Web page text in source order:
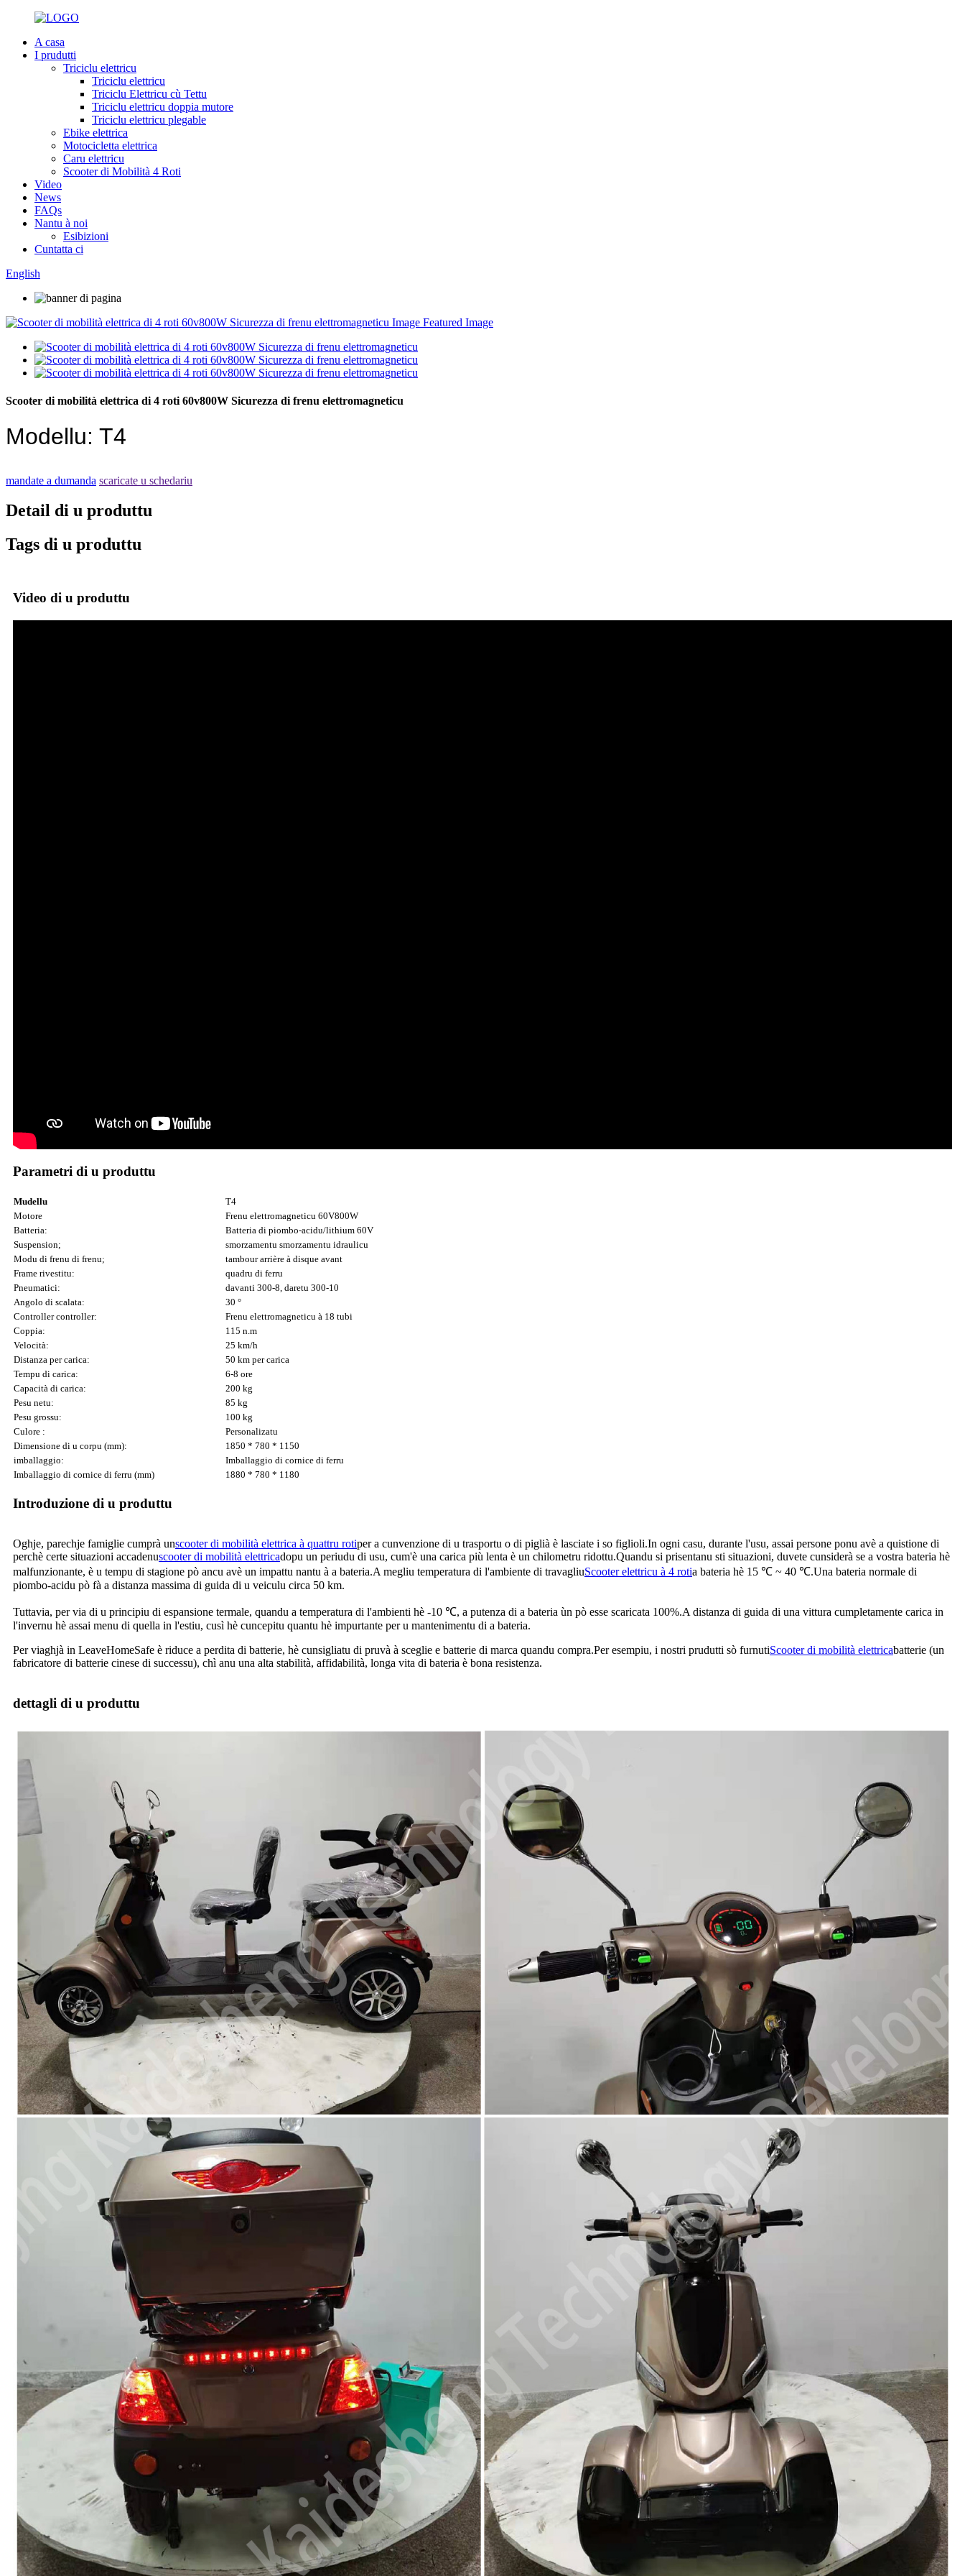
A casa
I prudutti
Triciclu elettricu
Triciclu elettricu
Triciclu Elettricu cù Tettu
Triciclu elettricu doppia mutore
Triciclu elettricu plegable
Ebike elettrica
Motocicletta elettrica
Caru elettricu
Scooter di Mobilità 4 Roti
Video
News
FAQs
Nantu à noi
Esibizioni
Cuntatta ci
English
Scooter di mobilità elettrica di 4 roti 60v800W Sicurezza di frenu elettromagneticu
Modellu: T4
mandate a dumanda scaricate u schedariu
Detail di u produttu
Tags di u produttu
Video di u produttu
Parametri di u produttu
Mudellu
T4
Motore
Frenu elettromagneticu 60V800W
Batteria:
Batteria di piombo-acidu/lithium 60V
Suspension;
smorzamentu smorzamentu idraulicu
Modu di frenu di frenu;
tambour arrière à disque avant
Frame rivestitu:
quadru di ferru
Pneumatici:
davanti 300-8, daretu 300-10
Angolo di scalata:
30 °
Controller controller:
Frenu elettromagneticu à 18 tubi
Coppia:
115 n.m
Velocità:
25 km/h
Distanza per carica:
50 km per carica
Tempu di carica:
6-8 ore
Capacità di carica:
200 kg
Pesu netu:
85 kg
Pesu grossu:
100 kg
Culore :
Personalizatu
Dimensione di u corpu (mm):
1850 * 780 * 1150
imballaggio:
Imballaggio di cornice di ferru
Imballaggio di cornice di ferru (mm)
1880 * 780 * 1180
Introduzione di u produttu
Oghje, parechje famiglie cumprà unscooter di mobilità elettrica à quattru rotiper a cunvenzione di u trasportu o di piglià è lasciate i so figlioli.In ogni casu, durante l'usu, assai persone ponu avè a quistione di
perchè certe situazioni accadenuscooter di mobilità elettricadopu un periudu di usu, cum'è una carica più lenta è un chilometru ridottu.Quandu si prisentanu sti situazioni, duvete cunsiderà se a vostra bateria hè
malfunzionante, è u tempu di stagione pò ancu avè un impattu nantu à a bateria.A megliu temperatura di l'ambiente di travagliuScooter elettricu à 4 rotia bateria hè 15 ℃ ~ 40 ℃.Una bateria normale di
piombo-acidu pò fà a distanza massima di guida di u veiculu circa 50 km.
Tuttavia, per via di u principiu di espansione termale, quandu a temperatura di l'ambienti hè -10 ℃, a putenza di a bateria ùn pò esse scaricata 100%.A distanza di guida di una vittura cumpletamente carica in
l'invernu hè assai menu di quella in l'estiu, cusì hè cuncepitu quantu hè impurtante per u mantenimentu di a bateria.
Per viaghjà in LeaveHomeSafe è riduce a perdita di batterie, hè cunsigliatu di pruvà à sceglie e batterie di marca quandu compra.Per esempiu, i nostri prudutti sò furnutiScooter di mobilità elettricabatterie (un
fabricatore di batterie cinese di successu), chì anu una alta stabilità, affidabilità, longa vita di bateria è bona resistenza.
dettagli di u produttu